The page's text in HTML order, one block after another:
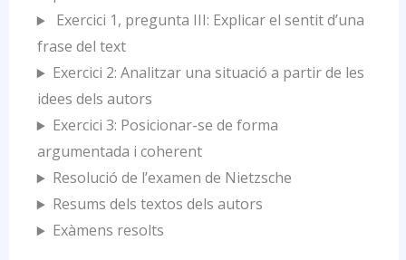
Exercici 1, pregunta III: Explicar el sentit d’una
frase del text
Exercici 2: Analitzar una situació a partir de les
idees dels autors
Exercici 3: Posicionar-se de forma
argumentada i coherent
Resolució de l’examen de Nietzsche
Resums dels textos dels autors
Exàmens resolts